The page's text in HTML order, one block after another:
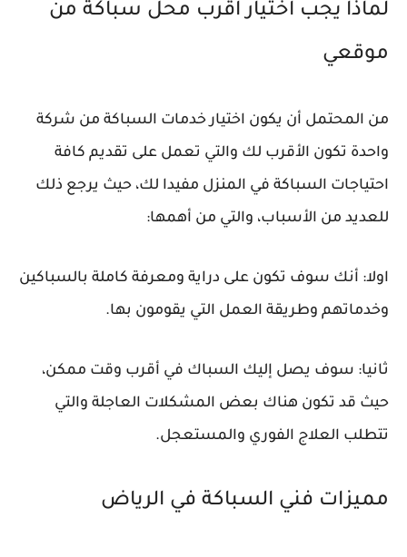
لماذا يجب اختيار اقرب محل سباكة من
موقعي
من المحتمل أن يكون اختيار خدمات السباكة من شركة
واحدة تكون الأقرب لك والتي تعمل على تقديم كافة
احتياجات السباكة في المنزل مفيدا لك، حيث يرجع ذلك
للعديد من الأسباب، والتي من أهمها:
اولا: أنك سوف تكون على دراية ومعرفة كاملة بالسباكين
وخدماتهم وطريقة العمل التي يقومون بها.
ثانيا: سوف يصل إليك السباك في أقرب وقت ممكن،
حيث قد تكون هناك بعض المشكلات العاجلة والتي
تتطلب العلاج الفوري والمستعجل.
مميزات فني السباكة في الرياض